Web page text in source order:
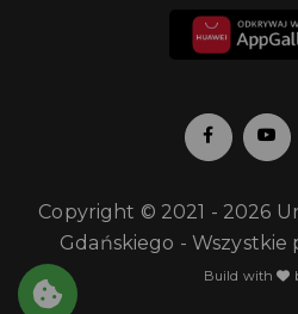
Copyright © 2021 - 2026
Gdańskiego - Wszystkie
Build with